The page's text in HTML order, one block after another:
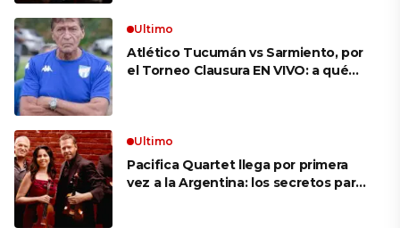
Ultimo
Atlético Tucumán vs Sarmiento, por
el Torneo Clausura EN VIVO: a qué
Ultimo
Pacifica Quartet llega por primera
vez a la Argentina: los secretos para